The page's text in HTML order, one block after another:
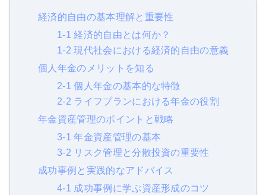
経済的自由の基本理解と重要性
1-1 経済的自由とは何か？
1-2 現代社会における経済的自由の意義
個人年金のメリットを知る
2-1 個人年金の基本的な特徴
2-2 ライフプランにおける年金の役割
年金資産管理のポイントと戦略
3-1 年金資産管理の基本
3-2 リスク管理と分散投資の重要性
成功事例と実践的なアドバイス
4-1 成功事例に学ぶ資産形成のコツ